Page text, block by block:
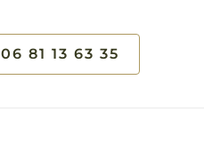
06 81 13 63 35